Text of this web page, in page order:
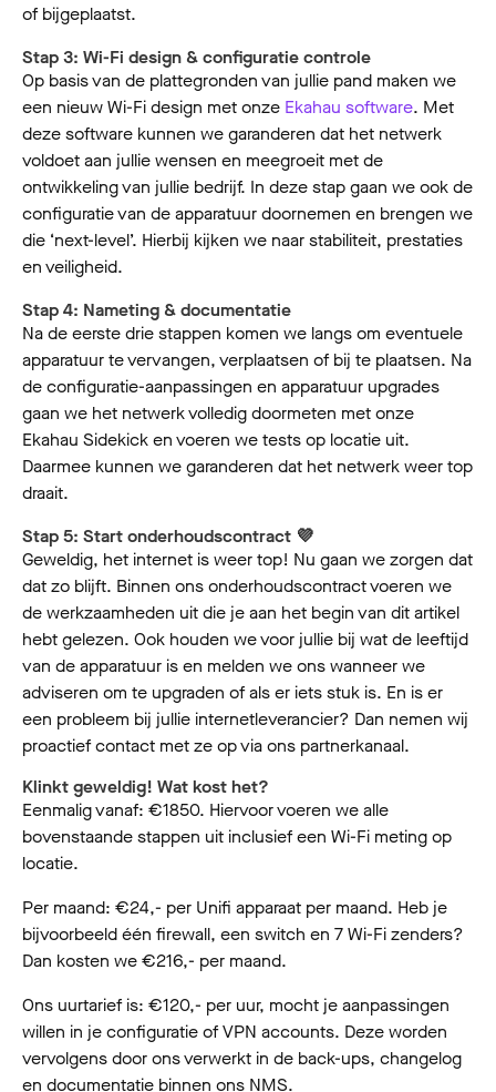
of bijgeplaatst.
Stap 3: Wi-Fi design & configuratie controle
Op basis van de plattegronden van jullie pand maken we
een nieuw Wi-Fi design met onze Ekahau software. Met
deze software kunnen we garanderen dat het netwerk
voldoet aan jullie wensen en meegroeit met de
ontwikkeling van jullie bedrijf. In deze stap gaan we ook de
configuratie van de apparatuur doornemen en brengen we
die ‘next-level’. Hierbij kijken we naar stabiliteit, prestaties
en veiligheid.
Stap 4: Nameting & documentatie
Na de eerste drie stappen komen we langs om eventuele
apparatuur te vervangen, verplaatsen of bij te plaatsen. Na
de configuratie-aanpassingen en apparatuur upgrades
gaan we het netwerk volledig doormeten met onze
Ekahau Sidekick en voeren we tests op locatie uit.
Daarmee kunnen we garanderen dat het netwerk weer top
draait.
Stap 5: Start onderhoudscontract 💜
Geweldig, het internet is weer top! Nu gaan we zorgen dat
dat zo blijft. Binnen ons onderhoudscontract voeren we
de werkzaamheden uit die je aan het begin van dit artikel
hebt gelezen. Ook houden we voor jullie bij wat de leeftijd
van de apparatuur is en melden we ons wanneer we
adviseren om te upgraden of als er iets stuk is. En is er
een probleem bij jullie internetleverancier? Dan nemen wij
proactief contact met ze op via ons partnerkanaal.
Klinkt geweldig! Wat kost het?
Eenmalig vanaf: €1850. Hiervoor voeren we alle
bovenstaande stappen uit inclusief een Wi-Fi meting op
locatie.
Per maand: €24,- per Unifi apparaat per maand. Heb je
bijvoorbeeld één firewall, een switch en 7 Wi-Fi zenders?
Dan kosten we €216,- per maand.
Ons uurtarief is: €120,- per uur, mocht je aanpassingen
willen in je configuratie of VPN accounts. Deze worden
vervolgens door ons verwerkt in de back-ups, changelog
en documentatie binnen ons NMS.